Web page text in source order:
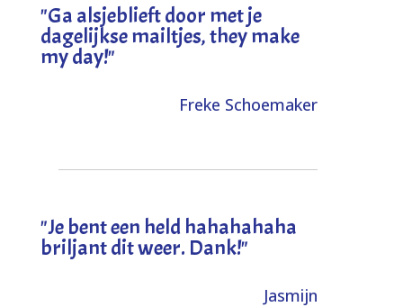
"Ga alsjeblieft door met je
dagelijkse mailtjes, they make
my day!"
Freke Schoemaker
"Je bent een held hahahahaha
briljant dit weer. Dank!"
Jasmijn